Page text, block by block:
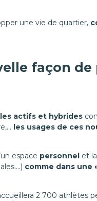
une vie de quartier,
façon de
actifs et hybrides
les usages de ces
espace personnel et la
comme dans une
2 700 athlètes